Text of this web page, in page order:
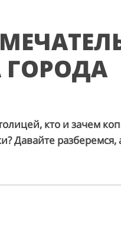
ГОРОДА
кто и зачем
Давайте